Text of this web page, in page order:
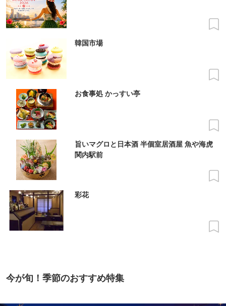
韓国市場
お食事処 かっすい亭
旨いマグロと日本酒 半個室居酒屋 魚や海虎
関内駅前
彩花
今が旬！季節のおすすめ特集